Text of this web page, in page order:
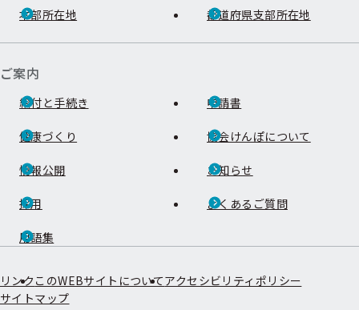
本部所在地 都道府県支部所在地
ご案内
給付と手続き 申請書
健康づくり 協会けんぽについて
情報公開 お知らせ
採用 よくあるご質問
用語集
リンク このWEBサイトについてアクセシビリティポリシー
サイトマップ